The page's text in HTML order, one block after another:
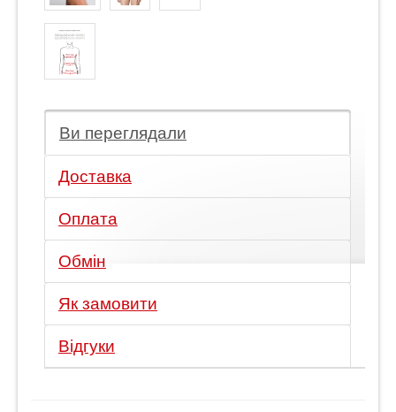
Ви переглядали
Доставка
Оплата
Обмін
Як замовити
Відгуки